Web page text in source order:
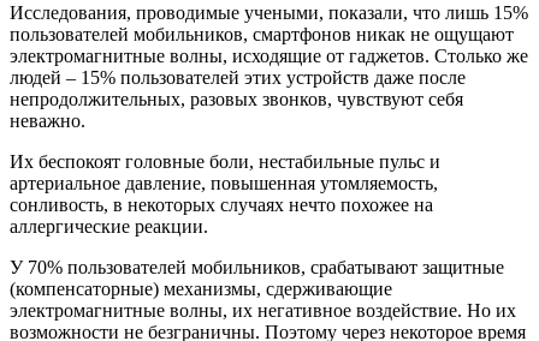
Исследования, проводимые учеными, показали, что лишь 15%
пользователей мобильников, смартфонов никак не ощущают
электромагнитные волны, исходящие от гаджетов. Столько же
людей – 15% пользователей этих устройств даже после
непродолжительных, разовых звонков, чувствуют себя
неважно.
Их беспокоят головные боли, нестабильные пульс и
артериальное давление, повышенная утомляемость,
сонливость, в некоторых случаях нечто похожее на
аллергические реакции.
У 70% пользователей мобильников, срабатывают защитные
(компенсаторные) механизмы, сдерживающие
электромагнитные волны, их негативное воздействие. Но их
возможности не безграничны. Поэтому через некоторое время